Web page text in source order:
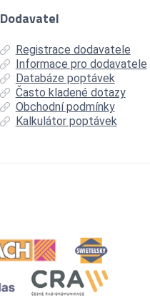
Dodavatel
Registrace dodavatele
Informace pro dodavatele
Databáze poptávek
Často kladené dotazy
Obchodní podmínky
Kalkulátor poptávek